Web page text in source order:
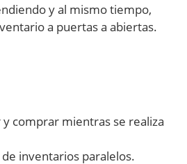
y al mismo tiempo,
a puertas a abiertas.
comprar mientras se realiza
inventarios paralelos.